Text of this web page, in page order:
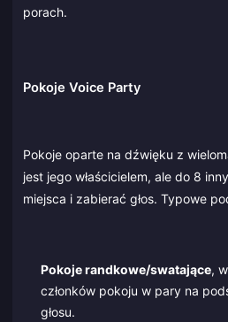
porach.
Pokoje Voice Party
Pokoje oparte na dźwięku z
jest jego właścicielem, ale do 8
miejsca i zabierać głos. Typowe
Pokoje randkowe/swatające,
członków pokoju w pary na
głosu.